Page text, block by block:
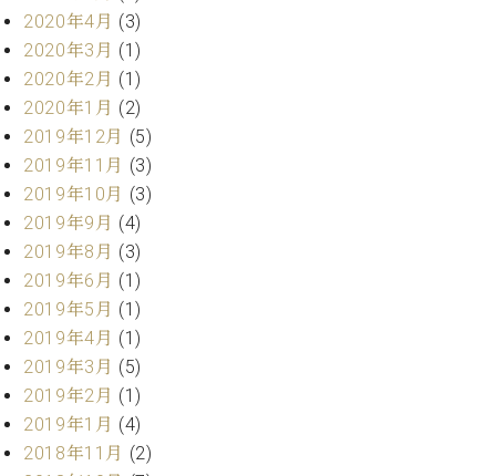
ラ
イ
ト
ピ
ア
ノ
C.
ベ
ヒ
シ
ュ
タ
イ
ン
ア
カ
デ
ミ
ノ
の
コ
ン
シ
ル
ジ
ュ
ア
ク
セン
トラ
ム東
京の
ご案
2020年4月 (3)
2020年3月 (1)
2020年2月 (1)
2020年1月 (2)
2019年12月 (5)
2019年11月 (3)
2019年10月 (3)
2019年9月 (4)
2019年8月 (3)
2019年6月 (1)
2019年5月 (1)
2019年4月 (1)
2019年3月 (5)
2019年2月 (1)
2019年1月 (4)
2018年11月 (2)